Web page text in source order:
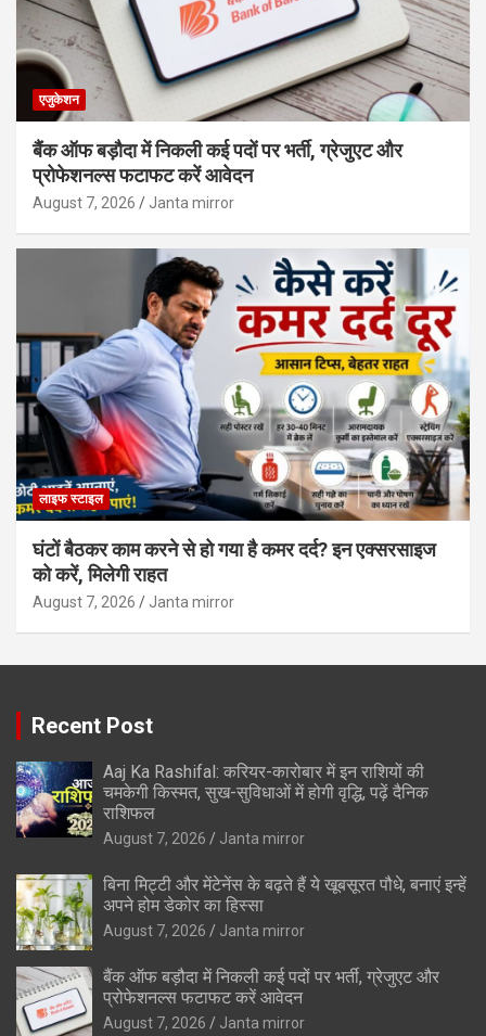
एजुकेशन
बैंक ऑफ बड़ौदा में निकली कई पदों पर भर्ती, ग्रेजुएट और
प्रोफेशनल्स फटाफट करें आवेदन
August 7, 2026 Janta mirror
लाइफ स्टाइल
घंटों बैठकर काम करने से हो गया है कमर दर्द? इन एक्सरसाइज
को करें, मिलेगी राहत
August 7, 2026 Janta mirror
Recent Post
Aaj Ka Rashifal: करियर-कारोबार में इन राशियों की
चमकेगी किस्मत, सुख-सुविधाओं में होगी वृद्धि, पढ़ें दैनिक
राशिफल
August 7, 2026 Janta mirror
बिना मिट्टी और मेंटेनेंस के बढ़ते हैं ये खूबसूरत पौधे, बनाएं इन्‍हें
अपने होम डेकोर का हिस्‍सा
August 7, 2026 Janta mirror
बैंक ऑफ बड़ौदा में निकली कई पदों पर भर्ती, ग्रेजुएट और
प्रोफेशनल्स फटाफट करें आवेदन
August 7, 2026 Janta mirror